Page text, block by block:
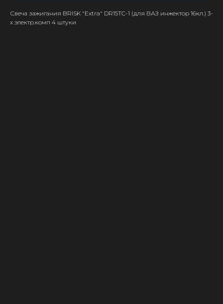
Свеча зажигания BRISK "Extra" DR15TC-1 (для ВАЗ инжектор 16кл.) 3-
х электр.комп 4 штуки